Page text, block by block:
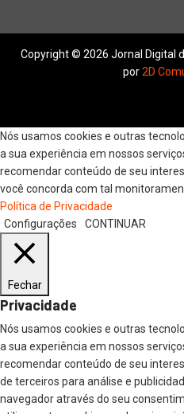
Copyright © 2026 Jornal Digital
por2D
Nós usamos cookies e outras
a sua experiência em nossos
recomendar conteúdo de seu
você concorda com tal
Política de Privacidade
Configurações
CONTINUAR
Fechar
Privacidade
Nós usamos cookies e outras
a sua experiência em nossos
recomendar conteúdo de seu
de terceiros para análise e
navegador através do seu